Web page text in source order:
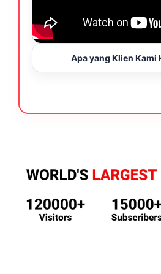
Apa yang Klien Kami